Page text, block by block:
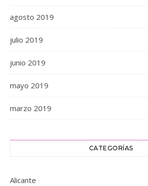
agosto 2019
julio 2019
junio 2019
mayo 2019
marzo 2019
CATEGORÍAS
Alicante